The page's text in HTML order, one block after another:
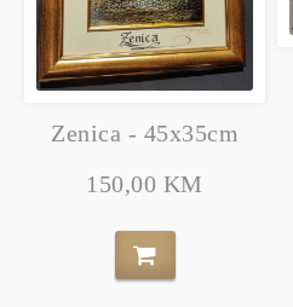
Zenica - 45x35cm
150,00 KM